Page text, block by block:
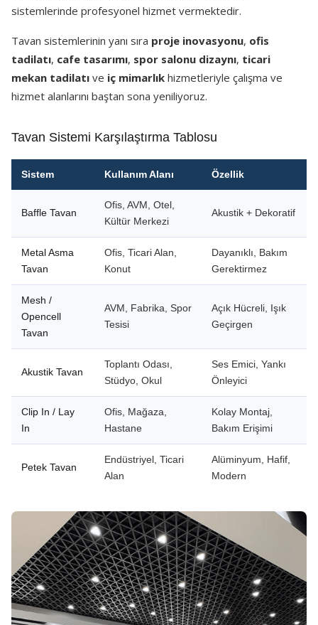
sistemlerinde profesyonel hizmet vermektedir.
Tavan sistemlerinin yanı sıra proje inovasyonu, ofis
tadilatı, cafe tasarımı, spor salonu dizaynı, ticari
mekan tadilatı ve iç mimarlık hizmetleriyle çalışma ve
hizmet alanlarını baştan sona yeniliyoruz.
Tavan Sistemi Karşılaştırma Tablosu
Sistem Kullanım Alanı Özellik
Baffle Tavan
Ofis, AVM, Otel,
Kültür Merkezi
Akustik + Dekoratif
Metal Asma
Tavan
Ofis, Ticari Alan,
Konut
Dayanıklı, Bakım
Gerektirmez
Mesh /
Opencell
Tavan
AVM, Fabrika, Spor
Tesisi
Açık Hücreli, Işık
Geçirgen
Akustik Tavan
Toplantı Odası,
Stüdyo, Okul
Ses Emici, Yankı
Önleyici
Clip In / Lay
In
Ofis, Mağaza,
Hastane
Kolay Montaj,
Bakım Erişimi
Petek Tavan
Endüstriyel, Ticari
Alan
Alüminyum, Hafif,
Modern